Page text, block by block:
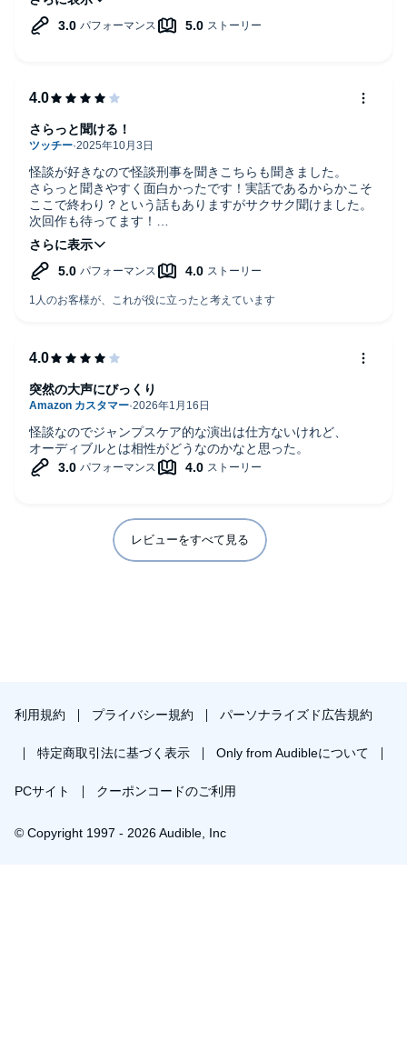
怪談が好きなので怪談刑事を聞きこちらも聞きました。
さらっと聞きやすく面白かったです！実話であるからかこそ
ここで終わり？という話もありますがサクサク聞けました。
次回作も待ってます！
ナレーションも落ち着いていて聞きやすかったです。
さらっと聞ける！
怪談なのでジャンプスケア的な演出は仕方ないけれど、
オーディブルとは相性がどうなのかなと思った。
突然の大声にびっくり
レビューをすべて見る
利用規約 プライバシー規約 パーソナライズド広告規約
特定商取引法に基づく表示 Only from Audibleについて
PCサイト クーポンコードのご利用
© Copyright 1997 - 2026 Audible, Inc